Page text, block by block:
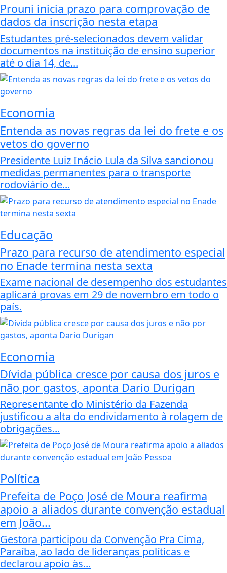
Prouni inicia prazo para comprovação de
dados da inscrição nesta etapa
Estudantes pré-selecionados devem validar
documentos na instituição de ensino superior
até o dia 14, de...
Economia
Entenda as novas regras da lei do frete e os
vetos do governo
Presidente Luiz Inácio Lula da Silva sancionou
medidas permanentes para o transporte
rodoviário de...
Educação
Prazo para recurso de atendimento especial
no Enade termina nesta sexta
Exame nacional de desempenho dos estudantes
aplicará provas em 29 de novembro em todo o
país.
Economia
Dívida pública cresce por causa dos juros e
não por gastos, aponta Dario Durigan
Representante do Ministério da Fazenda
justificou a alta do endividamento à rolagem de
obrigações...
Política
Prefeita de Poço José de Moura reafirma
apoio a aliados durante convenção estadual
em João...
Gestora participou da Convenção Pra Cima,
Paraíba, ao lado de lideranças políticas e
declarou apoio às...